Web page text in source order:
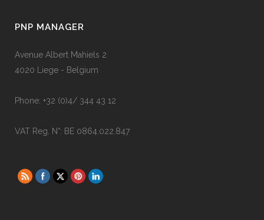
PNP MANAGER
Avenue Albert Mahiels 2
4020 Liege - Belgium
Phone: +32 (0)4/ 344 43 12
VAT Reg. N°: BE 0864.022.847